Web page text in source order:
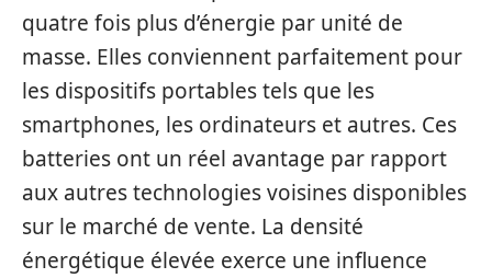
quatre fois plus d’énergie par unité de
masse. Elles conviennent parfaitement pour
les dispositifs portables tels que les
smartphones, les ordinateurs et autres. Ces
batteries ont un réel avantage par rapport
aux autres technologies voisines disponibles
sur le marché de vente. La densité
énergétique élevée exerce une influence